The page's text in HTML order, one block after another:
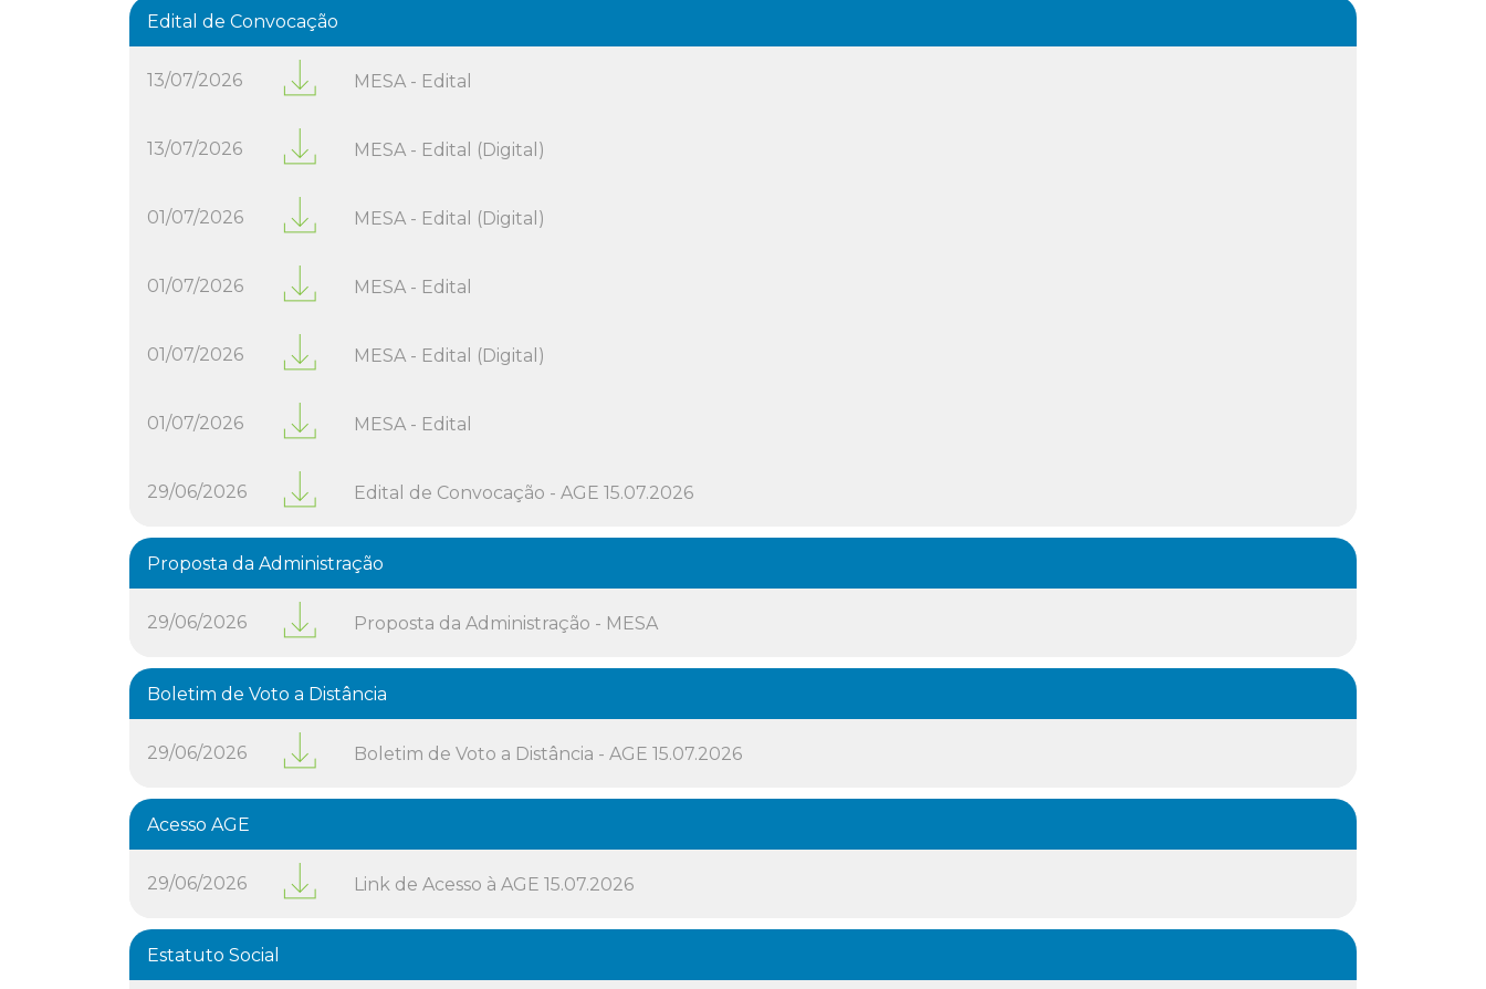
Edital de Convocação
13/07/2026 MESA - Edital
13/07/2026 MESA - Edital (Digital)
01/07/2026 MESA - Edital (Digital)
01/07/2026 MESA - Edital
01/07/2026 MESA - Edital (Digital)
01/07/2026 MESA - Edital
29/06/2026 Edital de Convocação - AGE 15.07.2026
Proposta da Administração
29/06/2026 Proposta da Administração - MESA
Boletim de Voto a Distância
29/06/2026 Boletim de Voto a Distância - AGE 15.07.2026
Acesso AGE
29/06/2026 Link de Acesso à AGE 15.07.2026
Estatuto Social